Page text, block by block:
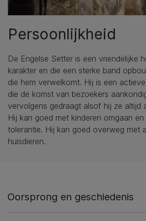
Persoonlijkheid
De Engelse Setter is een vriendelijke
karakter en die een sterke band
die hem verwelkomt. Hij is een
die de komst van bezoekers
vervolgens gedraagt ​​alsof hij ze altijd
Hij kan goed met kinderen omgaan
tolerantie. Hij kan goed overweg met
huisdieren.
Oorsprong en geschiedenis